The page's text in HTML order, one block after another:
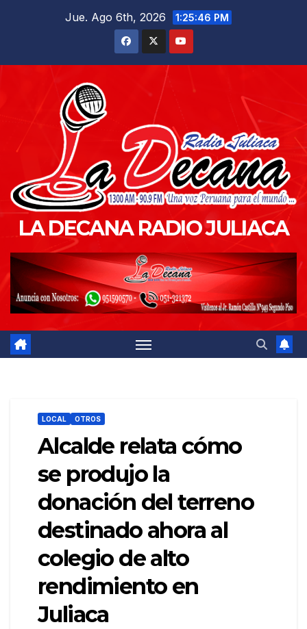
Jue. Ago 6th, 2026 1:25:47 PM
LA DECANA RADIO JULIACA
LOCAL OTROS
Alcalde relata cómo
se produjo la
donación del terreno
destinado ahora al
colegio de alto
rendimiento en
Juliaca